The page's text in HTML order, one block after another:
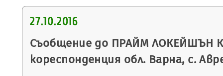
27.10.2016
Съобщение до ПРАЙМ ЛОКЕЙШЪН
кореспонденция обл. Варна, с.